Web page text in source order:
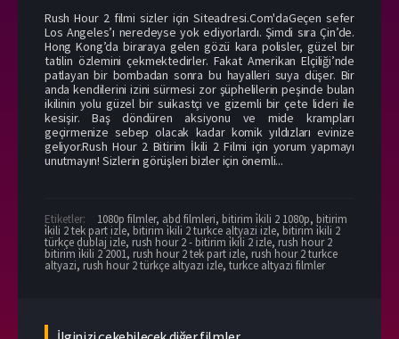
Rush Hour 2 filmi sizler için Siteadresi.Com'daGeçen sefer
Los Angeles’ı neredeyse yok ediyorlardı. Şimdi sıra Çin’de.
Hong Kong’da biraraya gelen gözü kara polisler, güzel bir
tatilin özlemini çekmektedirler. Fakat Amerikan Elçiliği’nde
patlayan bir bombadan sonra bu hayalleri suya düşer. Bir
anda kendilerini izini sürmesi zor şüphelilerin peşinde bulan
ikilinin yolu güzel bir suikastçi ve gizemli bir çete lideri ile
kesişir. Baş döndüren aksiyonu ve mide krampları
geçirmenize sebep olacak kadar komik yıldızları evinize
geliyor.Rush Hour 2 Bitirim İkili 2 Filmi için yorum yapmayı
unutmayın! Sizlerin görüşleri bizler için önemli...
Etiketler: 1080p filmler, abd filmleri, bitirim i̇kili 2 1080p, bitirim
i̇kili 2 tek part izle, bitirim i̇kili 2 turkce altyazi izle, bitirim i̇kili 2
türkçe dublaj izle, rush hour 2 - bitirim i̇kili 2 izle, rush hour 2
bitirim i̇kili 2 2001, rush hour 2 tek part izle, rush hour 2 turkce
altyazi, rush hour 2 türkçe altyazı izle, turkce altyazi filmler